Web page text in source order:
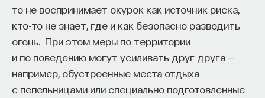
то не воспринимает окурок как источник риска,
кто-то не знает, где и как безопасно разводить
огонь. При этом меры по территории
и по поведению могут усиливать друг друга —
например, обустроенные места отдыха
с пепельницами или специально подготовленные
НАУКА ЖУРНАЛ